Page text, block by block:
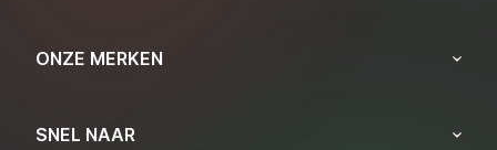
ONZE MERKEN
SNEL NAAR